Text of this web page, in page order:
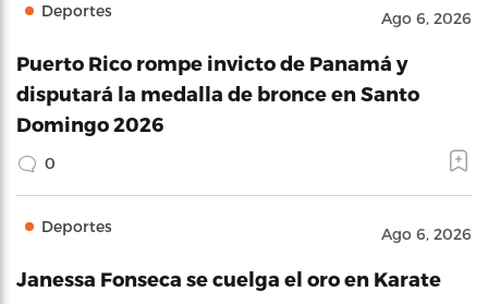
Deportes Ago 6, 2026
Puerto Rico rompe invicto de Panamá y
disputará la medalla de bronce en Santo
Domingo 2026
0
Deportes Ago 6, 2026
Janessa Fonseca se cuelga el oro en Karate